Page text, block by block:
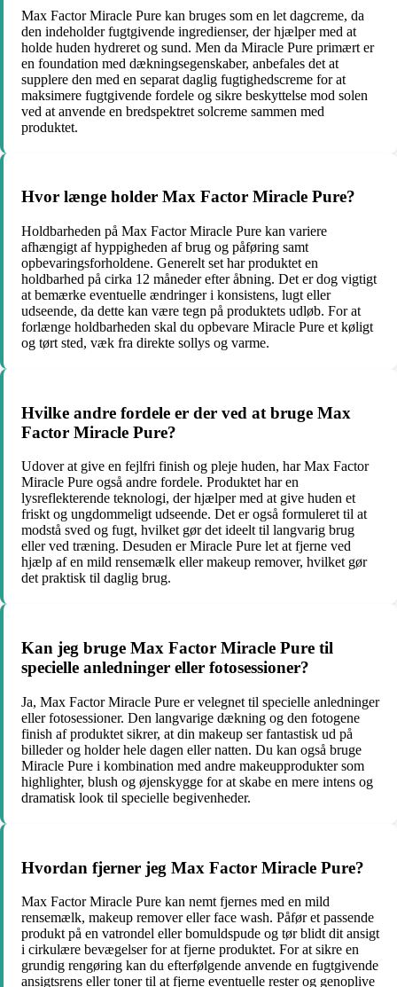
Max Factor Miracle Pure kan bruges som en let dagcreme, da
den indeholder fugtgivende ingredienser, der hjælper med at
holde huden hydreret og sund. Men da Miracle Pure primært er
en foundation med dækningsegenskaber, anbefales det at
supplere den med en separat daglig fugtighedscreme for at
maksimere fugtgivende fordele og sikre beskyttelse mod solen
ved at anvende en bredspektret solcreme sammen med
produktet.
Hvor længe holder Max Factor Miracle Pure?
Holdbarheden på Max Factor Miracle Pure kan variere
afhængigt af hyppigheden af brug og påføring samt
opbevaringsforholdene. Generelt set har produktet en
holdbarhed på cirka 12 måneder efter åbning. Det er dog vigtigt
at bemærke eventuelle ændringer i konsistens, lugt eller
udseende, da dette kan være tegn på produktets udløb. For at
forlænge holdbarheden skal du opbevare Miracle Pure et køligt
og tørt sted, væk fra direkte sollys og varme.
Hvilke andre fordele er der ved at bruge Max
Factor Miracle Pure?
Udover at give en fejlfri finish og pleje huden, har Max Factor
Miracle Pure også andre fordele. Produktet har en
lysreflekterende teknologi, der hjælper med at give huden et
friskt og ungdommeligt udseende. Det er også formuleret til at
modstå sved og fugt, hvilket gør det ideelt til langvarig brug
eller ved træning. Desuden er Miracle Pure let at fjerne ved
hjælp af en mild rensemælk eller makeup remover, hvilket gør
det praktisk til daglig brug.
Kan jeg bruge Max Factor Miracle Pure til
specielle anledninger eller fotosessioner?
Ja, Max Factor Miracle Pure er velegnet til specielle anledninger
eller fotosessioner. Den langvarige dækning og den fotogene
finish af produktet sikrer, at din makeup ser fantastisk ud på
billeder og holder hele dagen eller natten. Du kan også bruge
Miracle Pure i kombination med andre makeupprodukter som
highlighter, blush og øjenskygge for at skabe en mere intens og
dramatisk look til specielle begivenheder.
Hvordan fjerner jeg Max Factor Miracle Pure?
Max Factor Miracle Pure kan nemt fjernes med en mild
rensemælk, makeup remover eller face wash. Påfør et passende
produkt på en vatrondel eller bomuldspude og tør blidt dit ansigt
i cirkulære bevægelser for at fjerne produktet. For at sikre en
grundig rengøring kan du efterfølgende anvende en fugtgivende
ansigtsrens eller toner til at fjerne eventuelle rester og genoplive